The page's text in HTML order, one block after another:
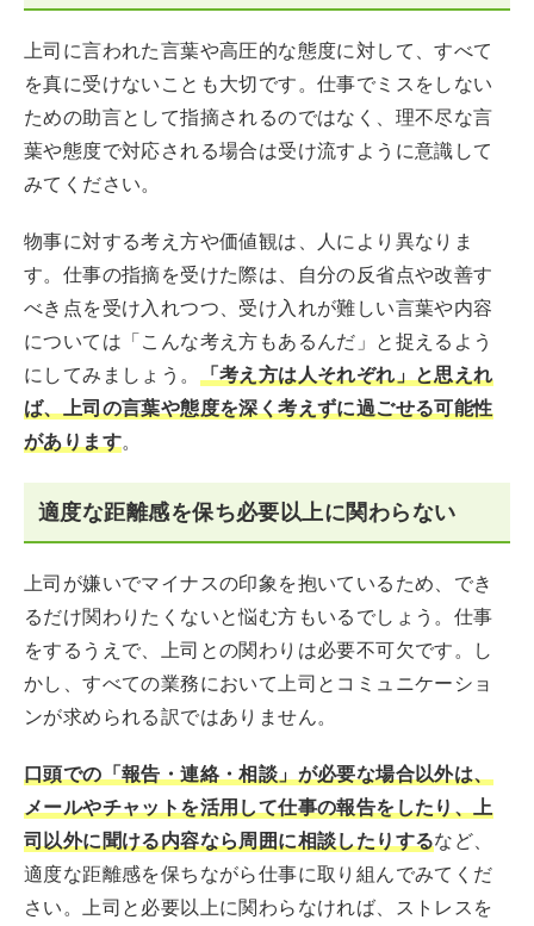
上司に言われた言葉や高圧的な態度に対して、すべて
を真に受けないことも大切です。仕事でミスをしない
ための助言として指摘されるのではなく、理不尽な言
葉や態度で対応される場合は受け流すように意識して
みてください。
物事に対する考え方や価値観は、人により異なりま
す。仕事の指摘を受けた際は、自分の反省点や改善す
べき点を受け入れつつ、受け入れが難しい言葉や内容
については「こんな考え方もあるんだ」と捉えるよう
にしてみましょう。 「考え方は人それぞれ」と思えれ
ば、上司の言葉や態度を深く考えずに過ごせる可能性
があります。
適度な距離感を保ち必要以上に関わらない
上司が嫌いでマイナスの印象を抱いているため、でき
るだけ関わりたくないと悩む方もいるでしょう。仕事
をするうえで、上司との関わりは必要不可欠です。し
かし、すべての業務において上司とコミュニケーショ
ンが求められる訳ではありません。
口頭での「報告・連絡・相談」が必要な場合以外は、
メールやチャットを活用して仕事の報告をしたり、上
司以外に聞ける内容なら周囲に相談したりするなど、
適度な距離感を保ちながら仕事に取り組んでみてくだ
さい。上司と必要以上に関わらなければ、ストレスを